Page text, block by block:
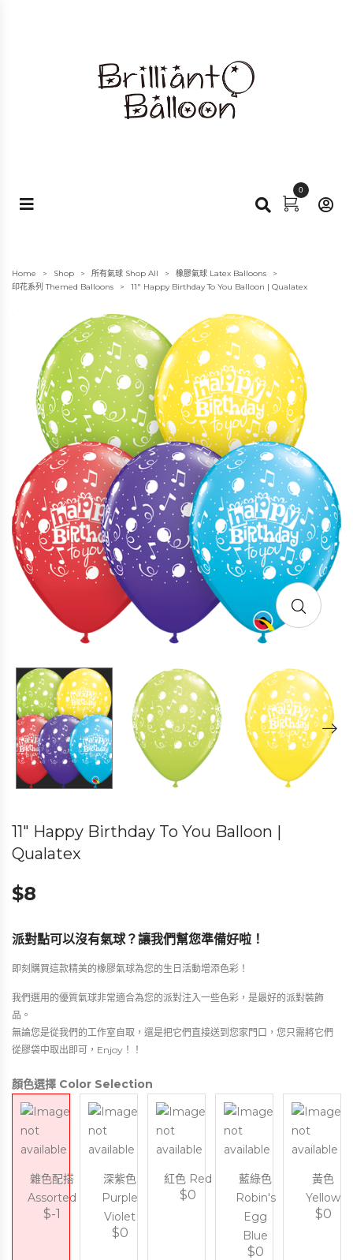
0
Home > Shop > 所有氣球 Shop All > 橡膠氣球 Latex Balloons >
印花系列 Themed Balloons > 11″ Happy Birthday To You Balloon | Qualatex
11″ Happy Birthday To You Balloon |
Qualatex
$8
派對點可以沒有氣球？讓我們幫您準備好啦！
即刻購買這款精美的橡膠氣球為您的生日活動增添色彩！
我們選用的優質氣球非常適合為您的派對注入一些色彩，是最好的派對裝飾
品。
無論您是從我們的工作室自取，還是把它們直接送到您家門口，您只需將它們
從膠袋中取出即可，Enjoy！！
顏色選擇 Color Selection
雜色配搭
Assorted
$-1
深紫色
Purple
Violet
$0
紅色 Red
$0
藍綠色
Robin's
Egg
Blue
$0
黃色
Yellow
$0